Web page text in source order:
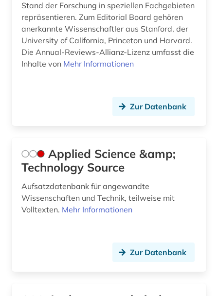
fachkraft (1)
fachsprache (1)
fahrrad (1)
fahrzeugbau (1)
familienunternehmen (1)
fehleranalyse (1)
fehlermöglichkeitsanalyse (1)
fernando pessoa (1)
Stand der Forschung in speziellen Fachgebieten
repräsentieren. Zum Editorial Board gehören
anerkannte Wissenschaftler aus Stanford, der
University of California, Princeton und Harvard.
Die Annual-Reviews-Allianz-Lizenz umfasst die
Inhalte von Mehr Informationen
Zur Datenbank
Applied Science &amp;
Technology Source
Aufsatzdatenbank für angewandte
Wissenschaften und Technik, teilweise mit
Volltexten. Mehr Informationen
Zur Datenbank